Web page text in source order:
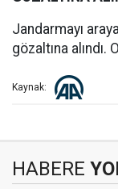
Jandarmayı
gözaltına
Kaynak:
HABERE